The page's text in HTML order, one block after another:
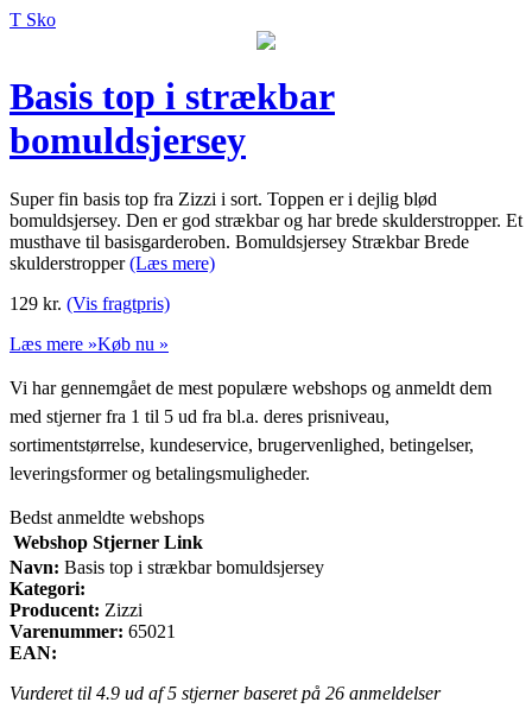
T Sko
Basis top i strækbar
bomuldsjersey
Super fin basis top fra Zizzi i sort. Toppen er i dejlig blød
bomuldsjersey. Den er god strækbar og har brede skulderstropper. Et
musthave til basisgarderoben. Bomuldsjersey Strækbar Brede
skulderstropper(Læs mere)
129 kr. (Vis fragtpris)
Læs mere »Køb nu »
Vi har gennemgået de mest populære webshops og anmeldt dem
med stjerner fra 1 til 5 ud fra bl.a. deres prisniveau,
sortimentstørrelse, kundeservice, brugervenlighed, betingelser,
leveringsformer og betalingsmuligheder.
Bedst anmeldte webshops
Webshop Stjerner Link
Navn: Basis top i strækbar bomuldsjersey
Kategori:
Producent: Zizzi
Varenummer: 65021
EAN:
Vurderet til 4.9 ud af 5 stjerner baseret på 26 anmeldelser